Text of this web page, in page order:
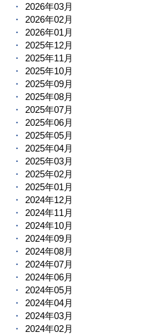
2026年03月
2026年02月
2026年01月
2025年12月
2025年11月
2025年10月
2025年09月
2025年08月
2025年07月
2025年06月
2025年05月
2025年04月
2025年03月
2025年02月
2025年01月
2024年12月
2024年11月
2024年10月
2024年09月
2024年08月
2024年07月
2024年06月
2024年05月
2024年04月
2024年03月
2024年02月